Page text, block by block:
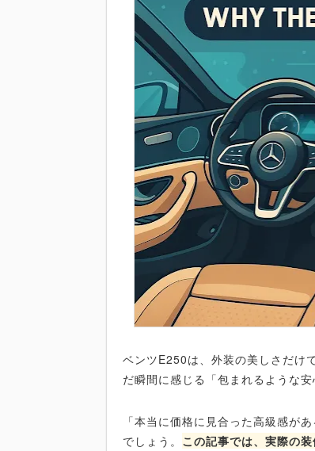
ベンツE250は、外装の美しさだけ
だ瞬間に感じる「包まれるような
「本当に価格に見合った高級感が
でしょう。 この記事では、実際の